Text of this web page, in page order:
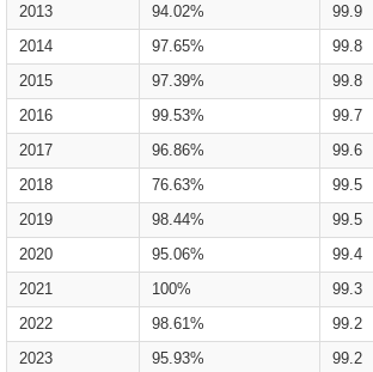
2013
94.02%
99.9
2014
97.65%
99.8
2015
97.39%
99.8
2016
99.53%
99.7
2017
96.86%
99.6
2018
76.63%
99.5
2019
98.44%
99.5
2020
95.06%
99.4
2021
100%
99.3
2022
98.61%
99.2
2023
95.93%
99.2